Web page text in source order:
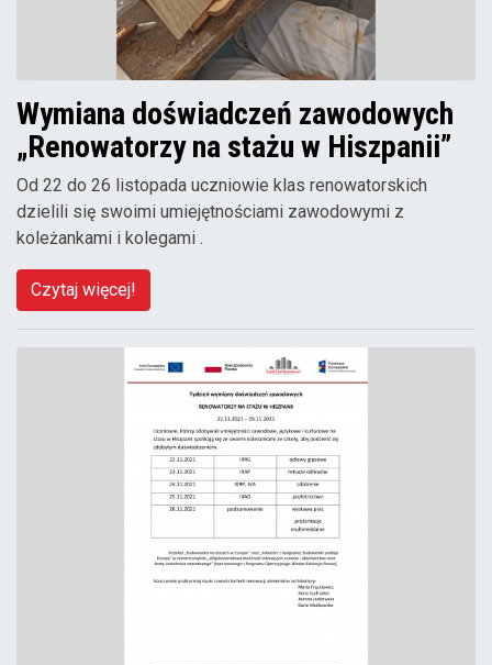
Wymiana doświadczeń zawodowych
„Renowatorzy na stażu w Hiszpanii”
Od 22 do 26 listopada uczniowie klas renowatorskich
dzielili się swoimi umiejętnościami zawodowymi z
koleżankami i kolegami .
Czytaj więcej!